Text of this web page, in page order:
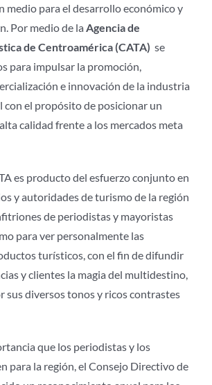
medio para el desarrollo económico y
Por medio de la Agencia de
de Centroamérica (CATA) se
para impulsar la promoción,
e innovación de la industria
el propósito de posicionar un
calidad frente a los mercados meta
es producto del esfuerzo conjunto en
y autoridades de turismo de la región
de periodistas y mayoristas
para ver personalmente las
turísticos, con el fin de difundir
y clientes la magia del multidestino,
sus diversos tonos y ricos contrastes
que los periodistas y los
para la región, el Consejo Directivo de